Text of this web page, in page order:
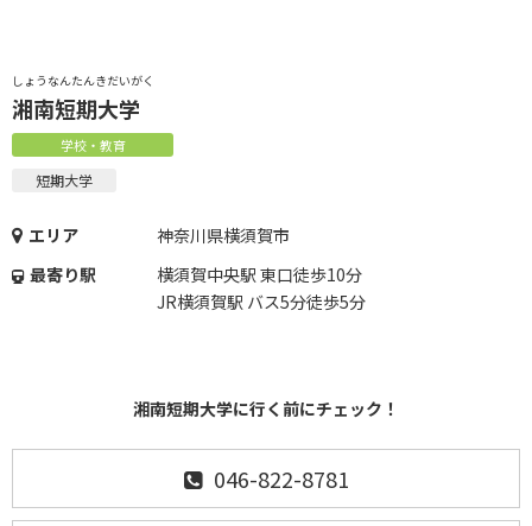
しょうなんたんきだいがく
湘南短期大学
学校・教育
短期大学
エリア
神奈川県横須賀市
最寄り駅
横須賀中央駅 東口徒歩10分
JR横須賀駅 バス5分徒歩5分
湘南短期大学に行く前にチェック！
046-822-8781